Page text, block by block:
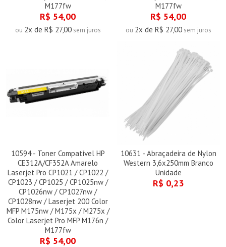
M177fw
R$ 54,00
ou 2x de R$ 27,00sem juros
M177fw
R$ 54,00
ou 2x de R$ 27,00sem juros
10594 - Toner Compatível HP
CE312A/CF352A Amarelo
Laserjet Pro CP1021 / CP1022 /
CP1023 / CP1025 / CP1025nw /
CP1026nw / CP1027nw /
CP1028nw / Laserjet 200 Color
MFP M175nw / M175x / M275x /
Color Laserjet Pro MFP M176n /
M177fw
R$ 54,00
10631 - Abraçadeira de Nylon
Western 3,6x250mm Branco
Unidade
R$ 0,23